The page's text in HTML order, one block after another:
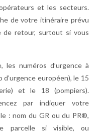
et les secteurs.
de votre itinéraire prévu
de retour, surtout si vous
les numéros d’urgence à
européen), le 15
et le 18 (pompiers).
par indiquer votre
: nom du GR ou du PR®,
parcelle si visible, ou